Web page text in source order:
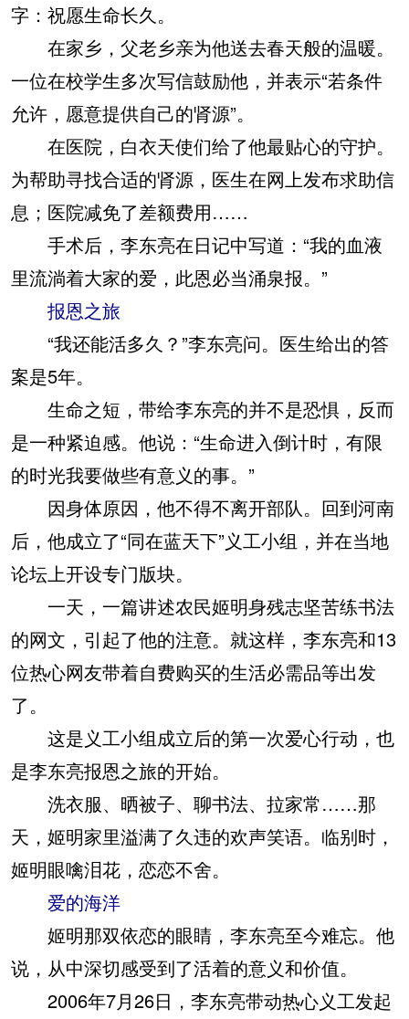
字：祝愿生命长久。
在家乡，父老乡亲为他送去春天般的温暖。
一位在校学生多次写信鼓励他，并表示“若条件
允许，愿意提供自己的肾源”。
在医院，白衣天使们给了他最贴心的守护。
为帮助寻找合适的肾源，医生在网上发布求助信
息；医院减免了差额费用……
手术后，李东亮在日记中写道：“我的血液
里流淌着大家的爱，此恩必当涌泉报。”
报恩之旅
“我还能活多久？”李东亮问。医生给出的答
案是5年。
生命之短，带给李东亮的并不是恐惧，反而
是一种紧迫感。他说：“生命进入倒计时，有限
的时光我要做些有意义的事。”
因身体原因，他不得不离开部队。回到河南
后，他成立了“同在蓝天下”义工小组，并在当地
论坛上开设专门版块。
一天，一篇讲述农民姬明身残志坚苦练书法
的网文，引起了他的注意。就这样，李东亮和13
位热心网友带着自费购买的生活必需品等出发
了。
这是义工小组成立后的第一次爱心行动，也
是李东亮报恩之旅的开始。
洗衣服、晒被子、聊书法、拉家常……那
天，姬明家里溢满了久违的欢声笑语。临别时，
姬明眼噙泪花，恋恋不舍。
爱的海洋
姬明那双依恋的眼睛，李东亮至今难忘。他
说，从中深切感受到了活着的意义和价值。
2006年7月26日，李东亮带动热心义工发起